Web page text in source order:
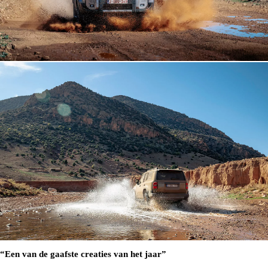
“Een van de gaafste creaties van het jaar”